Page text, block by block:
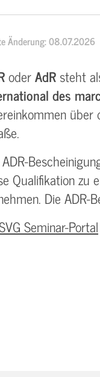
Änderung: 08.07.2026
oderAdRsteht
des
Qualifikation zu
Die ADR-
Seminar-Portal